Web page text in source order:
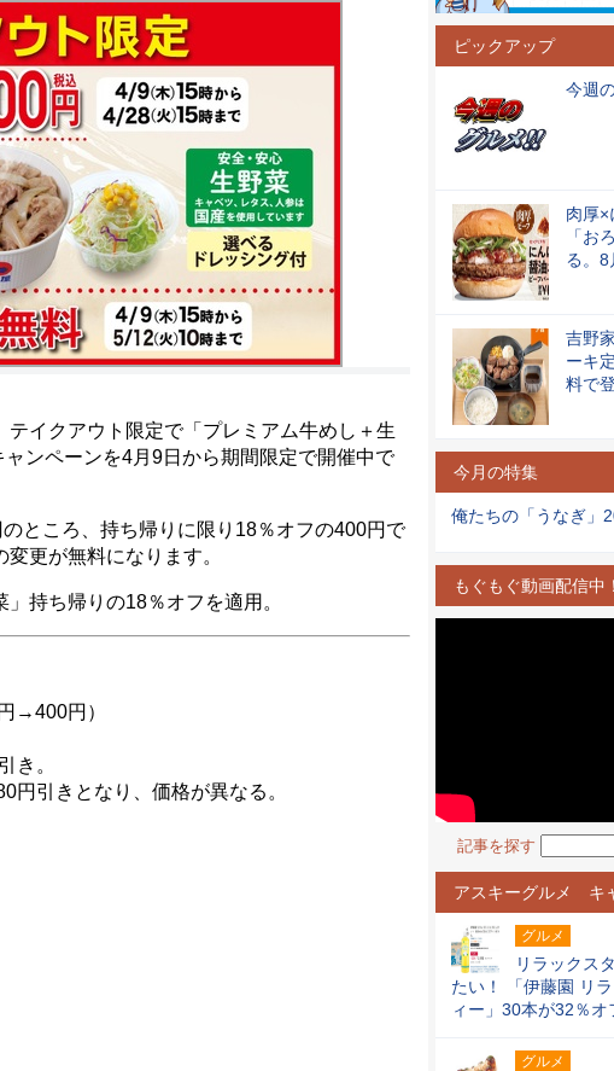
イクアウト限定で「プレミアム牛めし＋生
ンペーンを4月9日から期間限定で開催中で
ところ、持ち帰りに限り18％オフの400円で
更が無料になります。
持ち帰りの18％オフを適用。
→400円）
き。
引きとなり、価格が異なる。
ピックアップ
今週
肉厚×
「お
る。8
吉野
ーキ
料で
今月の特集
俺たちの「うなぎ」
もぐもぐ動画配信中！
記事を探す
アスキーグルメ キ
グルメ
リラックス
たい！ 「伊藤園 リ
ィー」30本が32％オ
グルメ